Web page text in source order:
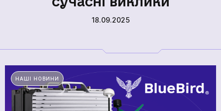
18.09.2025
НАШІ НОВИНИ